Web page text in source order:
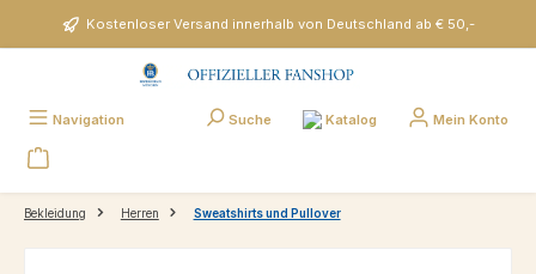
Zum Hauptinhalt springenKostenloser Versand innerhalb von Deutschland ab € 50,-
Navigation Suche Katalog Mein Konto
Bekleidung Herren Sweatshirts und Pullover